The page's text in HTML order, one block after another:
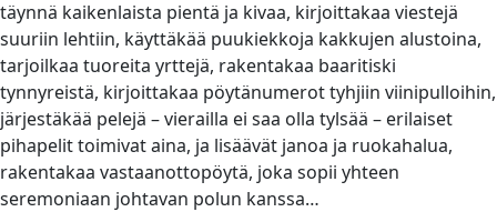
täynnä kaikenlaista pientä ja kivaa, kirjoittakaa viestejä
suuriin lehtiin, käyttäkää puukiekkoja kakkujen alustoina,
tarjoilkaa tuoreita yrttejä, rakentakaa baaritiski
tynnyreistä, kirjoittakaa pöytänumerot tyhjiin viinipulloihin,
järjestäkää pelejä – vierailla ei saa olla tylsää – erilaiset
pihapelit toimivat aina, ja lisäävät janoa ja ruokahalua,
rakentakaa vastaanottopöytä, joka sopii yhteen
seremoniaan johtavan polun kanssa…